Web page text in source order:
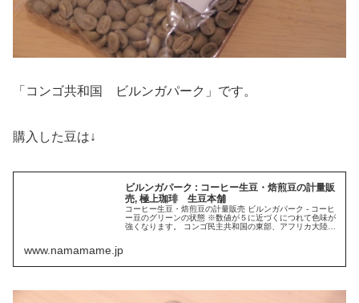
「コンゴ共和国 ビルンガパーク」です。
購入した豆は↓
ビルンガパーク : コーヒー生豆・焙煎豆の計量販
売, 極上珈琲 生豆本舗
コーヒー生豆・焙煎豆の計量販売 ビルンガパーク - コーヒ
ー豆のグリーンの状態 ※数値が５に近づくにつれて色味が
強くなります。 コンゴ民主共和国の東部、アフリカ大陸中
www.namamame.jp